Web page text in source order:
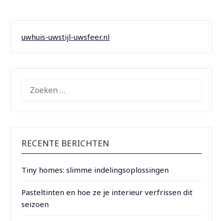
uwhuis-uwstijl-uwsfeer.nl
NAAR:
RECENTE BERICHTEN
Tiny homes: slimme indelingsoplossingen
Pasteltinten en hoe ze je interieur verfrissen dit
seizoen